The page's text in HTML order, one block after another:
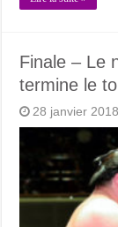
Finale – Le
termine le
28 janvier 2018